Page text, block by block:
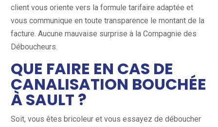
client vous oriente vers la formule tarifaire adaptée et
vous communique en toute transparence le montant de la
facture. Aucune mauvaise surprise à la Compagnie des
Déboucheurs.
QUE FAIRE EN CAS DE
CANALISATION BOUCHÉE
À SAULT ?
Soit, vous êtes bricoleur et vous essayez de déboucher